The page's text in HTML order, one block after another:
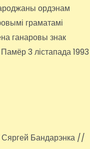
ордэнам
граматамі
ганаровы знак
3 лістапада 1993
Бандарэнка //